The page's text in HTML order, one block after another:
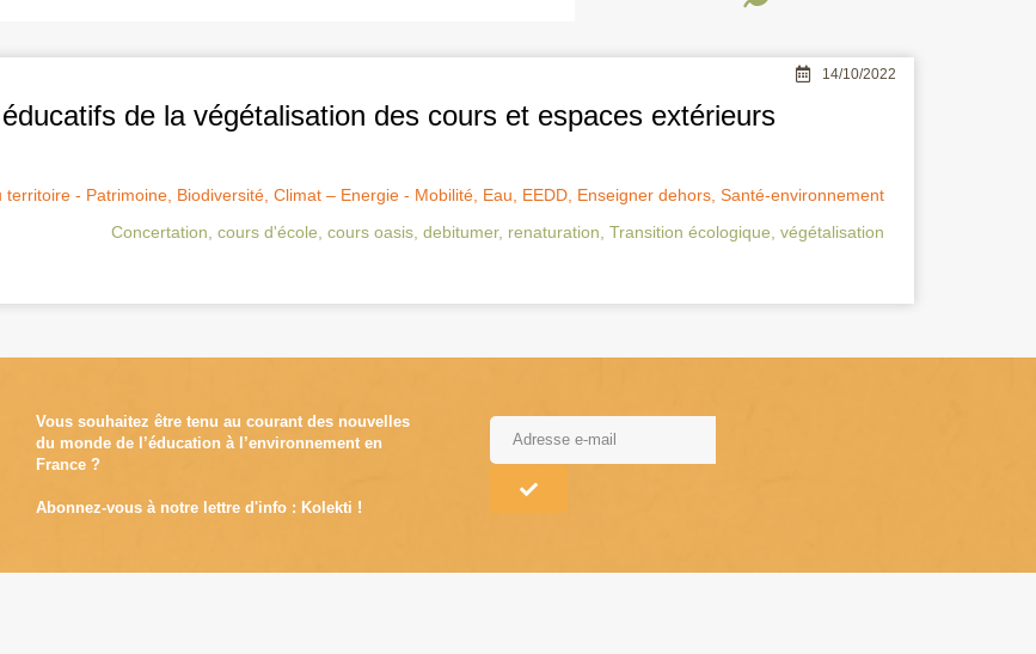
14/10/2022
de la végétalisation des cours et espaces extérieurs
territoire - Patrimoine, Biodiversité, Climat – Energie - Mobilité, Eau EEDD, Enseigner dehors, Santé-environnement
Concertation cours d'école cours oasis, debitumer, renaturation Transition écologique végétalisation
Vous souhaitez être tenu au courant des nouvelles
du monde de l’éducation à l’environnement en
France ?
Abonnez-vous à notre lettre d'info : Kolekti !